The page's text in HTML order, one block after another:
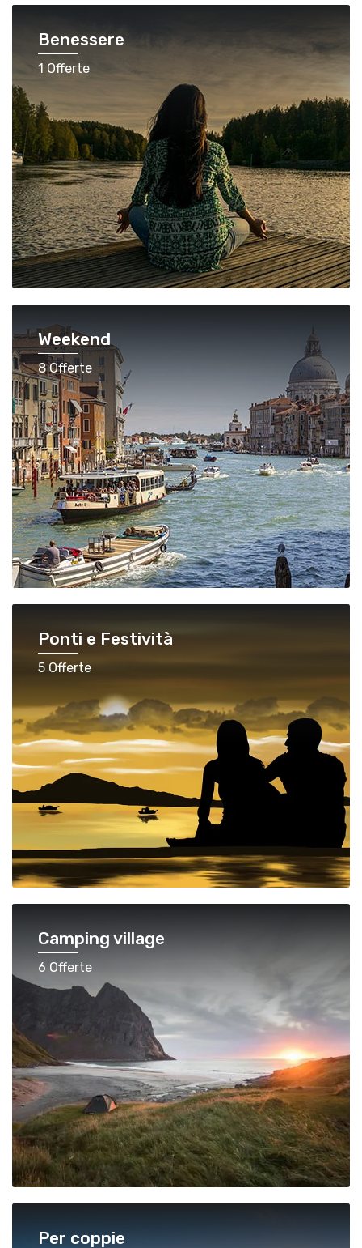
Benessere
1 Offerte
Weekend
8 Offerte
Ponti e Festività
5 Offerte
Camping village
6 Offerte
Per coppie